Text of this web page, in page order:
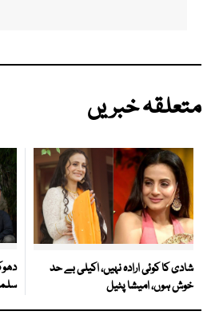
متعلقہ خبریں
شادی کا کوئی ارادہ نہیں، اکیلی بے حد
خوش ہوں، امیشا پٹیل